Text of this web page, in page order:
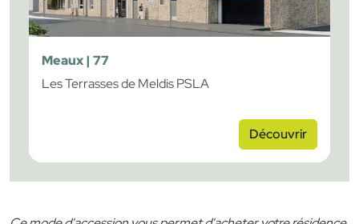
Meaux | 77
Les Terrasses de Meldis PSLA
Découvrir